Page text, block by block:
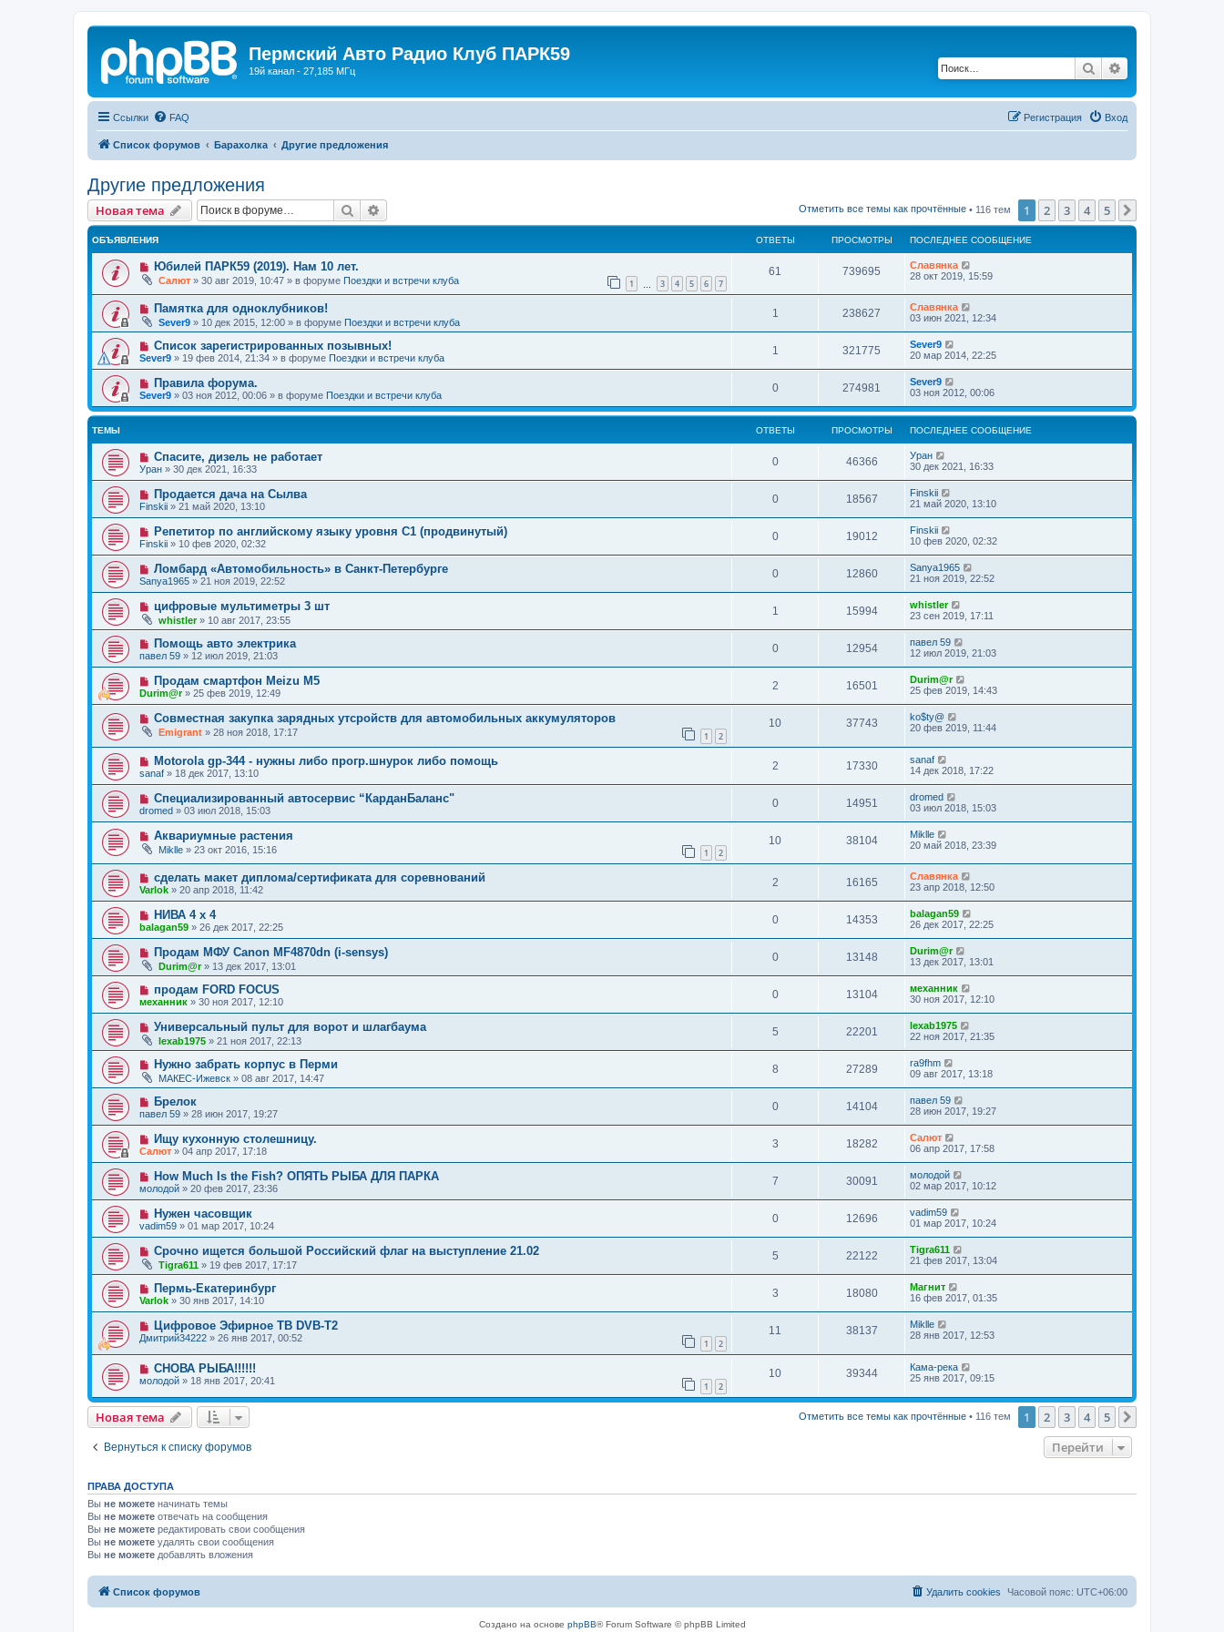
Пермский Авто Радио Клуб ПАРК59
19й канал - 27,185 МГц Поиск
Ссылки FAQ Вход
Регистрация
Список форумов Барахолка Другие предложения
Другие предложения
Новая тема Поиск Отметить все темы как прочтённые • 116 тем 1 2 3 4 5
ОБЪЯВЛЕНИЯ ОТВЕТЫ ПРОСМОТРЫ ПОСЛЕДНЕЕ СООБЩЕНИЕ
Юбилей ПАРК59 (2019). Нам 10 лет.
Салют » 30 авг 2019, 10:47 » в форуме Поездки и встречи клуба 1 3 4 5 6 7
61 739695
Славянка
28 окт 2019, 15:59
Памятка для одноклубников!
Sever9 » 10 дек 2015, 12:00 » в форуме Поездки и встречи клуба
1 238627
Славянка
03 июн 2021, 12:34
Список зарегистрированных позывных!
Sever9 » 19 фев 2014, 21:34 » в форуме Поездки и встречи клуба
1 321775
Sever9
20 мар 2014, 22:25
Правила форума.
Sever9 » 03 ноя 2012, 00:06 » в форуме Поездки и встречи клуба
0 274981
Sever9
03 ноя 2012, 00:06
ТЕМЫ ОТВЕТЫ ПРОСМОТРЫ ПОСЛЕДНЕЕ СООБЩЕНИЕ
Спасите, дизель не работает
Уран » 30 дек 2021, 16:33
0 46366
Уран
30 дек 2021, 16:33
Продается дача на Сылва
Finskii » 21 май 2020, 13:10
0 18567
Finskii
21 май 2020, 13:10
Репетитор по английскому языку уровня С1 (продвинутый)
Finskii » 10 фев 2020, 02:32
0 19012
Finskii
10 фев 2020, 02:32
Ломбард «Автомобильность» в Санкт-Петербурге
Sanya1965 » 21 ноя 2019, 22:52
0 12860
Sanya1965
21 ноя 2019, 22:52
цифровые мультиметры 3 шт
whistler» 10 авг 2017, 23:55
1 15994
whistler
23 сен 2019, 17:11
Помощь авто электрика
павел 59 » 12 июл 2019, 21:03
0 12954
павел 59
12 июл 2019, 21:03
Продам смартфон Meizu M5
Durim@r» 25 фев 2019, 12:49
2 16501
Durim@r
25 фев 2019, 14:43
Совместная закупка зарядных утсройств для автомобильных аккумуляторов
Emigrant » 28 ноя 2018, 17:17 1 2
10 37743
ko$ty@
20 фев 2019, 11:44
Motorola gp-344 - нужны либо прогр.шнурок либо помощь
sanaf » 18 дек 2017, 13:10
2 17330
sanaf
14 дек 2018, 17:22
Специализированный автосервис “КарданБаланс"
dromed » 03 июл 2018, 15:03
0 14951
dromed
03 июл 2018, 15:03
Аквариумные растения
Miklle » 23 окт 2016, 15:16 1 2
10 38104
Miklle
20 май 2018, 23:39
сделать макет диплома/сертификата для соревнований
Varlok » 20 апр 2018, 11:42
2 16165
Славянка
23 апр 2018, 12:50
НИВА 4 х 4
balagan59 » 26 дек 2017, 22:25
0 14353
balagan59
26 дек 2017, 22:25
Продам МФУ Canon MF4870dn (i-sensys)
Durim@r» 13 дек 2017, 13:01
0 13148
Durim@r
13 дек 2017, 13:01
продам FORD FOCUS
механник » 30 ноя 2017, 12:10
0 13104
механник
30 ноя 2017, 12:10
Универсальный пульт для ворот и шлагбаума
lexab1975 » 21 ноя 2017, 22:13
5 22201
lexab1975
22 ноя 2017, 21:35
Нужно забрать корпус в Перми
МАКЕС-Ижевск » 08 авг 2017, 14:47
8 27289
ra9fhm
09 авг 2017, 13:18
Брелок
павел 59 » 28 июн 2017, 19:27
0 14104
павел 59
28 июн 2017, 19:27
Ищу кухонную столешницу.
Салют » 04 апр 2017, 17:18
3 18282
Салют
06 апр 2017, 17:58
How Much Is the Fish? ОПЯТЬ РЫБА ДЛЯ ПАРКА
молодой » 20 фев 2017, 23:36
7 30091
молодой
02 мар 2017, 10:12
Нужен часовщик
vadim59 » 01 мар 2017, 10:24
0 12696
vadim59
01 мар 2017, 10:24
Срочно ищется большой Российский флаг на выступление 21.02
Tigra611 » 19 фев 2017, 17:17
5 22122
Tigra611
21 фев 2017, 13:04
Пермь-Екатеринбург
Varlok » 30 янв 2017, 14:10
3 18080
Магнит
16 фев 2017, 01:35
Цифровое Эфирное ТВ DVB-T2
Дмитрий34222 » 26 янв 2017, 00:52 1 2
11 38137
Miklle
28 янв 2017, 12:53
СНОВА РЫБА!!!!!!
молодой » 18 янв 2017, 20:41 1 2
10 39344
Кама-река
25 янв 2017, 09:15
Новая тема Отметить все темы как прочтённые • 116 тем 1 2 3 4 5
Вернуться к списку форумов Перейти
ПРАВА ДОСТУПА
Вы не можете начинать темы
Вы не можете отвечать на сообщения
Вы не можете редактировать свои сообщения
Вы не можете удалять свои сообщения
Вы не можете добавлять вложения
Список форумов Часовой пояс: UTC+06:00
Удалить cookies
Создано на основе phpBB® Forum Software © phpBB Limited